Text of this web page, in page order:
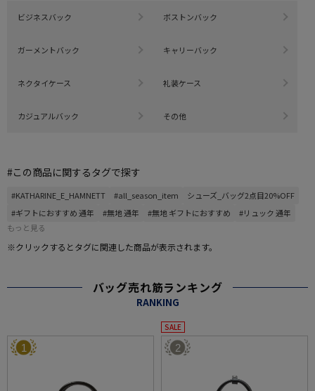
ビジネスバック ボストンバック
ガーメントバック キャリーバック
ネクタイケース 礼装ケース
カジュアルバック その他
#この商品に関するタグで探す
#KATHARINE_E_HAMNETT #all_season_item
シューズ_バッグ2点目20%OFF
#ギフトにおすすめ 通年
#無地 通年 #無地 ギフトにおすすめ
#リュック 通年
もっと見る
※クリックするとタグに関連した商品が表示されます。
バッグ売れ筋ランキング
RANKING
1
SALE
2